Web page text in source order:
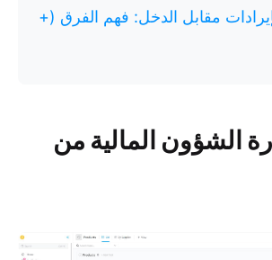
مقابل الدخل: فهم الفرق (+
الشؤون المالية من